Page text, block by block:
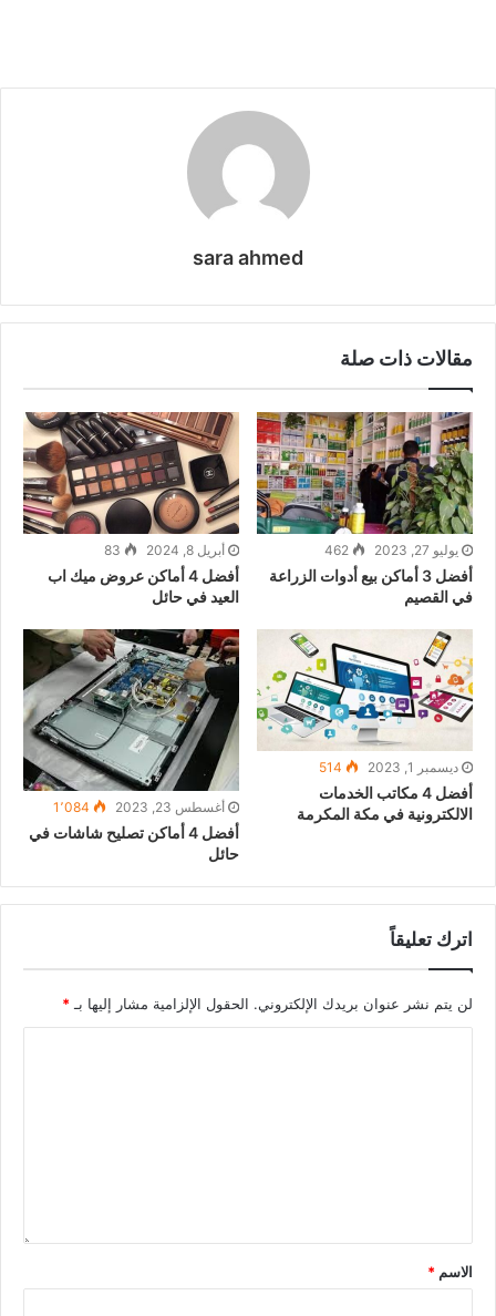
sara ahmed
مقالات ذات صلة
يوليو 27, 2023 462
أفضل 3 أماكن بيع أدوات الزراعة
في القصيم
أبريل 8, 2024 83
أفضل 4 أماكن عروض ميك اب
العيد في حائل
ديسمبر 1, 2023 514
أفضل 4 مكاتب الخدمات
الالكترونية في مكة المكرمة
أغسطس 23, 2023 1٬084
أفضل 4 أماكن تصليح شاشات في
حائل
اترك تعليقاً
لن يتم نشر عنوان بريدك الإلكتروني. الحقول الإلزامية مشار إليها بـ *
الاسم *